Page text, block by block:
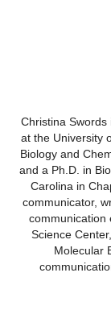
Christina
at the University
Biology and
and a Ph.D. in
Carolina in
communicator,
communication
Science
Molecular